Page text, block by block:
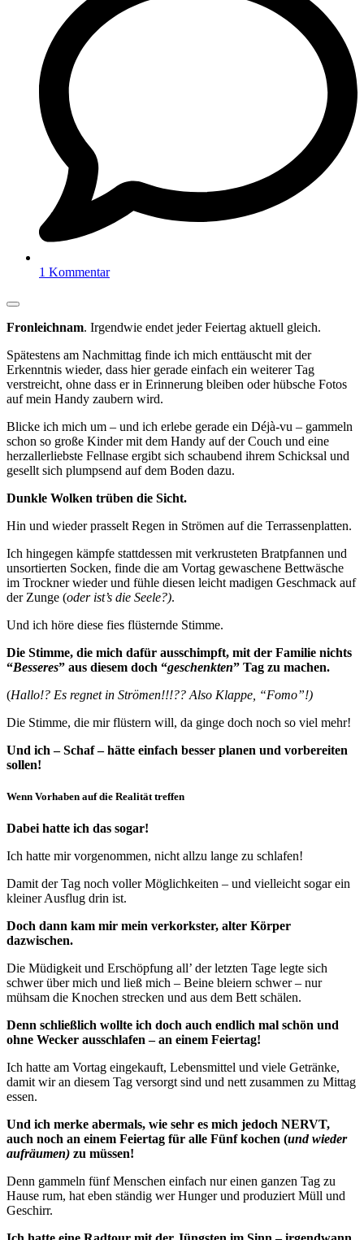
1 Kommentar
Fronleichnam. Irgendwie endet jeder Feiertag aktuell gleich.
Spätestens am Nachmittag finde ich mich enttäuscht mit der
Erkenntnis wieder, dass hier gerade einfach ein weiterer Tag
verstreicht, ohne dass er in Erinnerung bleiben oder hübsche Fotos
auf mein Handy zaubern wird.
Blicke ich mich um – und ich erlebe gerade ein Déjà-vu – gammeln
schon so große Kinder mit dem Handy auf der Couch und eine
herzallerliebste Fellnase ergibt sich schaubend ihrem Schicksal und
gesellt sich plumpsend auf dem Boden dazu.
Dunkle Wolken trüben die Sicht.
Hin und wieder prasselt Regen in Strömen auf die Terrassenplatten.
Ich hingegen kämpfe stattdessen mit verkrusteten Bratpfannen und
unsortierten Socken, finde die am Vortag gewaschene Bettwäsche
im Trockner wieder und fühle diesen leicht madigen Geschmack auf
der Zunge (oder ist’s die Seele?).
Und ich höre diese fies flüsternde Stimme.
Die Stimme, die mich dafür ausschimpft, mit der Familie nichts
“Besseres” aus diesem doch “geschenkten” Tag zu machen.
(Hallo!? Es regnet in Strömen!!!?? Also Klappe, “Fomo”!)
Die Stimme, die mir flüstern will, da ginge doch noch so viel mehr!
Und ich – Schaf – hätte einfach besser planen und vorbereiten
sollen!
Wenn Vorhaben auf die Realität treffen
Dabei hatte ich das sogar!
Ich hatte mir vorgenommen, nicht allzu lange zu schlafen!
Damit der Tag noch voller Möglichkeiten – und vielleicht sogar ein
kleiner Ausflug drin ist.
Doch dann kam mir mein verkorkster, alter Körper
dazwischen.
Die Müdigkeit und Erschöpfung all’ der letzten Tage legte sich
schwer über mich und ließ mich – Beine bleiern schwer – nur
mühsam die Knochen strecken und aus dem Bett schälen.
Denn schließlich wollte ich doch auch endlich mal schön und
ohne Wecker ausschlafen – an einem Feiertag!
Ich hatte am Vortag eingekauft, Lebensmittel und viele Getränke,
damit wir an diesem Tag versorgt sind und nett zusammen zu Mittag
essen.
Und ich merke abermals, wie sehr es mich jedoch NERVT,
auch noch an einem Feiertag für alle Fünf kochen (und wieder
aufräumen) zu müssen!
Denn gammeln fünf Menschen einfach nur einen ganzen Tag zu
Hause rum, hat eben ständig wer Hunger und produziert Müll und
Geschirr.